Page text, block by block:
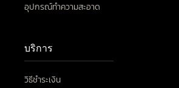
อุปกรณ์ทำความสะอาด
บริการ
วิธีชำระเงิน